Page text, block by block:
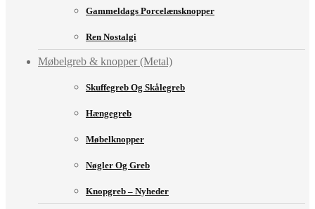
Gammeldags Porcelænsknopper
Ren Nostalgi
Møbelgreb & knopper (Metal)
Skuffegreb Og Skålegreb
Hængegreb
Møbelknopper
Nøgler Og Greb
Knopgreb – Nyheder